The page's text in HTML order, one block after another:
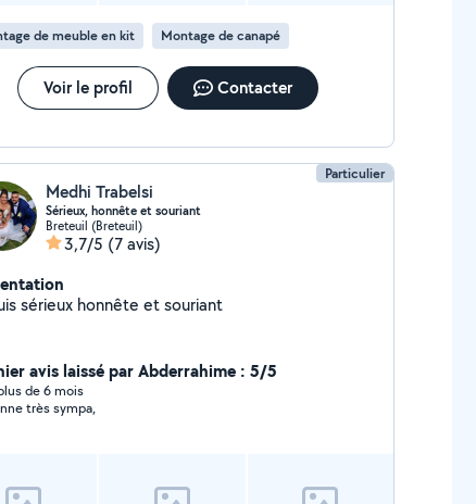
de meuble en kit Montage de canapé
Voir le profil Contacter
Particulier
Medhi Trabelsi
Sérieux, honnête et souriant
Breteuil (Breteuil)
3,7/5 (7 avis)
sérieux honnête et souriant
avis laissé par Abderrahime : 5/5
de 6 mois
très sympa,